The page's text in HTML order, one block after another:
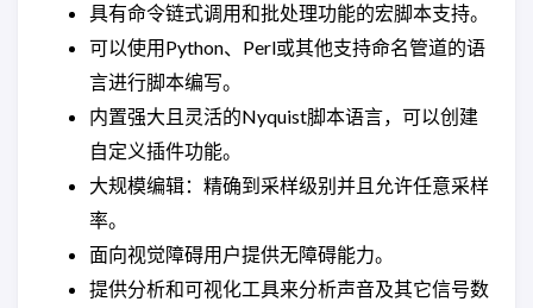
具有命令链式调用和批处理功能的宏脚本支持。
可以使用Python、Perl或其他支持命名管道的语
言进行脚本编写。
内置强大且灵活的Nyquist脚本语言，可以创建
自定义插件功能。
大规模编辑：精确到采样级别并且允许任意采样
率。
面向视觉障碍用户提供无障碍能力。
提供分析和可视化工具来分析声音及其它信号数